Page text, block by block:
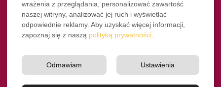
Twoje zamówienia
NASZE SOCIALE
Instagram
YouTube
wrażenia z przeglądania, personalizować zawartość
naszej witryny, analizować jej ruch i wyświetlać
odpowiednie reklamy. Aby uzyskać więcej informacji,
zapoznaj się z naszą polityką prywatności
Ustawienia
Odmawiam